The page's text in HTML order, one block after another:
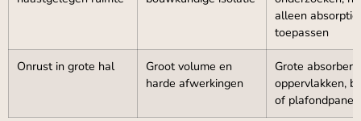
alleen absorptie
toepassen
Onrust in grote hal
Groot volume en
harde afwerkingen
Grote
oppervlakken,
of